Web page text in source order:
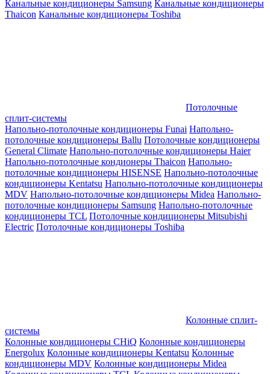
Канальные кондиционеры Samsung Канальные кондиционеры
Thaicon Канальные кондиционеры Toshiba
Потолочные
сплит-системы
Напольно-потолочные кондиционеры Funai Напольно-
потолочные кондиционеры Ballu Потолочные кондиционеры
General Climate Напольно-потолочные кондиционеры Haier
Напольно-потолочные кондионеры Thaicon Напольно-
потолочные кондиционеры HISENSE Напольно-потолочные
кондиционеры Kentatsu Напольно-потолочные кондиционеры
MDV Напольно-потолочные кондиционеры Midea Напольно-
потолочные кондиционеры Samsung Напольно-потолочные
кондиционеры TCL Потолочные кондиционеры Mitsubishi
Electric Потолочные кондиционеры Toshiba
Колонные сплит-
системы
Колонные кондиционеры CHiQ Колонные кондиционеры
Energolux Колонные кондиционеры Kentatsu Колонные
кондиционеры MDV Колонные кондиционеры Midea